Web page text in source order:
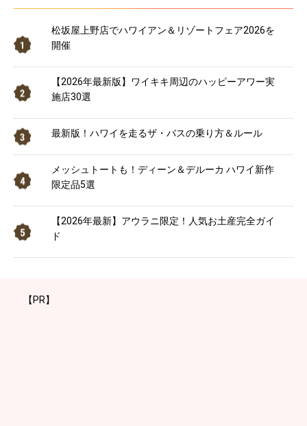
松坂屋上野店でハワイアン＆リゾートフェア2026を
開催
【2026年最新版】ワイキキ周辺のハッピーアワー実
施店30選
最新版！ハワイを走るザ・バスの乗り方＆ルール
メッシュトートも！ディーン＆デルーカ ハワイ新作
限定品5選
【2026年最新】アウラニ限定！人気お土産完全ガイ
ド
【PR】